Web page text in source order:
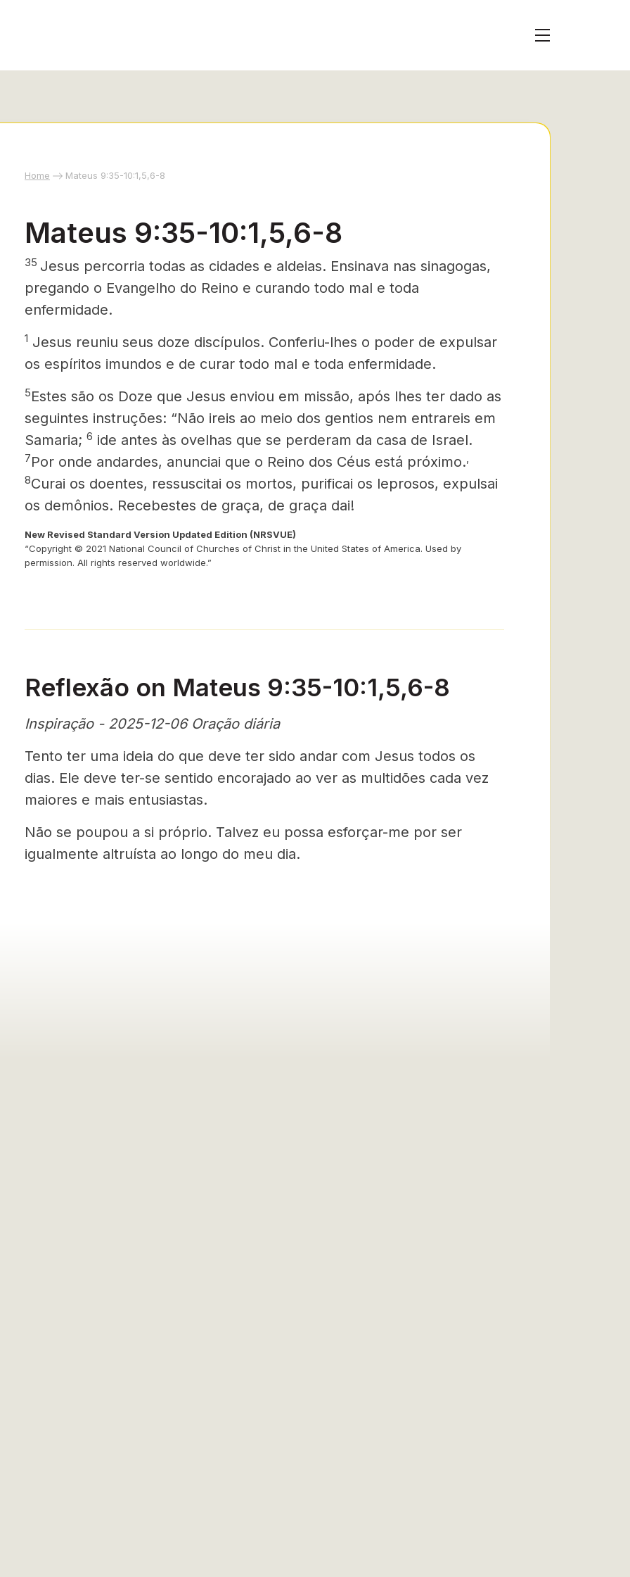
Home Mateus 9:35-10:1,5,6-8
Mateus 9:35-10:1,5,6-8
35 Jesus percorria todas as cidades e aldeias. Ensinava nas sinagogas,
pregando o Evangelho do Reino e curando todo mal e toda
enfermidade.
1 Jesus reuniu seus doze discípulos. Conferiu-lhes o poder de expulsar
os espíritos imundos e de curar todo mal e toda enfermidade.
5Estes são os Doze que Jesus enviou em missão, após lhes ter dado as
seguintes instruções: “Não ireis ao meio dos gentios nem entra­reis em
Samaria; 6 ide antes às ovelhas que se perderam da casa de Israel.
7Por onde andardes, anunciai que o Reino dos Céus está próximo.
8Curai os doentes, ressuscitai os mortos, purificai os leprosos, expulsai
os demô­nios. Recebestes de graça, de graça dai!
New Revised Standard Version Updated Edition (NRSVUE)
“Copyright © 2021 National Council of Churches of Christ in the United States of America. Used by
permission. All rights reserved worldwide.”
Reflexão on Mateus 9:35-10:1,5,6-8
Inspiração - 2025-12-06 Oração diária
Tento ter uma ideia do que deve ter sido andar com Jesus todos os
dias. Ele deve ter-se sentido encorajado ao ver as multidões cada vez
maiores e mais entusiastas.
Não se poupou a si próprio. Talvez eu possa esforçar-me por ser
igualmente altruísta ao longo do meu dia.